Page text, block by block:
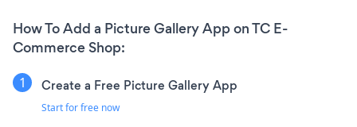
How To Add a Picture Gallery App on TC E-
Commerce Shop:
Create a Free Picture Gallery App
Start for free now